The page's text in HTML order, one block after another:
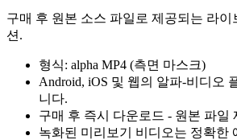
구매 후 원본 소스 파일로 제공되는 라이
션.
형식: alpha MP4 (측면 마스크)
Android, iOS 및 웹의 알파-비디오
니다.
구매 후 즉시 다운로드 - 원본 파일
녹화된 미리보기 비디오는 정확한